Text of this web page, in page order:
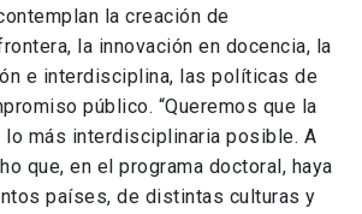
la creación de
la innovación en docencia, la
e interdisciplina, las políticas de
público. “Queremos que la
más interdisciplinaria posible. A
que, en el programa doctoral, haya
países, de distintas culturas y